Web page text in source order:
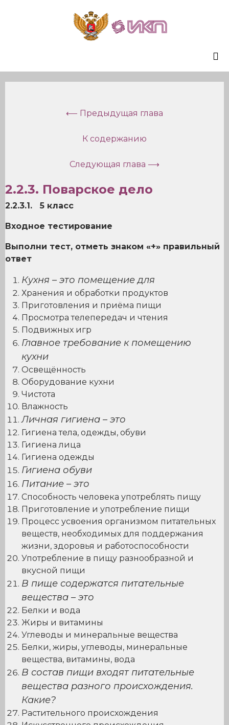
⟵ Предыдущая глава
К содержанию
Следующая глава ⟶
2.2.3. Поварское дело
2.2.3.1. 5 класс
Входное тестирование
Выполни тест, отметь знаком «+» правильный
ответ
Кухня – это помещение для
Хранения и обработки продуктов
Приготовления и приёма пищи
Просмотра телепередач и чтения
Подвижных игр
Главное требование к помещению
кухни
Освещённость
Оборудование кухни
Чистота
Влажность
Личная гигиена – это
Гигиена тела, одежды, обуви
Гигиена лица
Гигиена одежды
Гигиена обуви
Питание – это
Способность человека употреблять пищу
Приготовление и употребление пищи
Процесс усвоения организмом питательных
веществ, необходимых для поддержания
жизни, здоровья и работоспособности
Употребление в пищу разнообразной и
вкусной пищи
В пище содержатся питательные
вещества – это
Белки и вода
Жиры и витамины
Углеводы и минеральные вещества
Белки, жиры, углеводы, минеральные
вещества, витамины, вода
В состав пищи входят питательные
вещества разного происхождения.
Какие?
Растительного происхождения